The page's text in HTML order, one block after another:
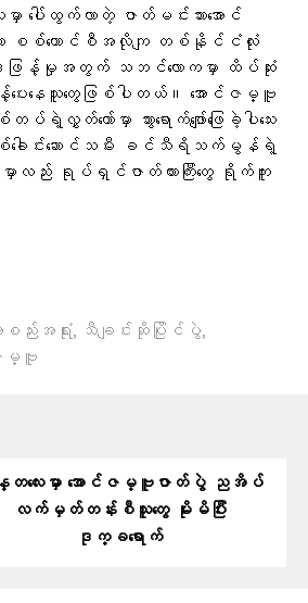
ပေါ်ထွက်လာတဲ့ ဇာတ်မင်းသားအောင်
စစ်ကောင်စီအလိုကျ တစ်နိုင်ငံလုံး
ါဒဖြန့်မှုအတွက် သဘင်လောကမှာ ထိပ်ဆုံး
န့်ပေးနေသူတွေဖြစ်ပါတယ်။ အောင်ဇမ္ဗူ
တ်တော်မှာ သွားရောက်ဖျော်ဖြေခဲ့ပါသေး
ေါင်းဆောင်သမီး ခင်သီရိသက်မွန်ရဲ့
ည်း ရုပ်ရှင်ဇာတ်ကားကြီးတွေ ရိုက်ကူး
ည်းအရုံး, သီချင်းဆိုပြိုင်ပွဲ,
မ္ဗူ
တလေးမှာ အောင်ဇမ္ဗူဇာတ်ပွဲ ညအိပ်
လက်မှတ်တန်းစီသူတွေ မိုးမိပြီး
ဒုက္ခရောက်